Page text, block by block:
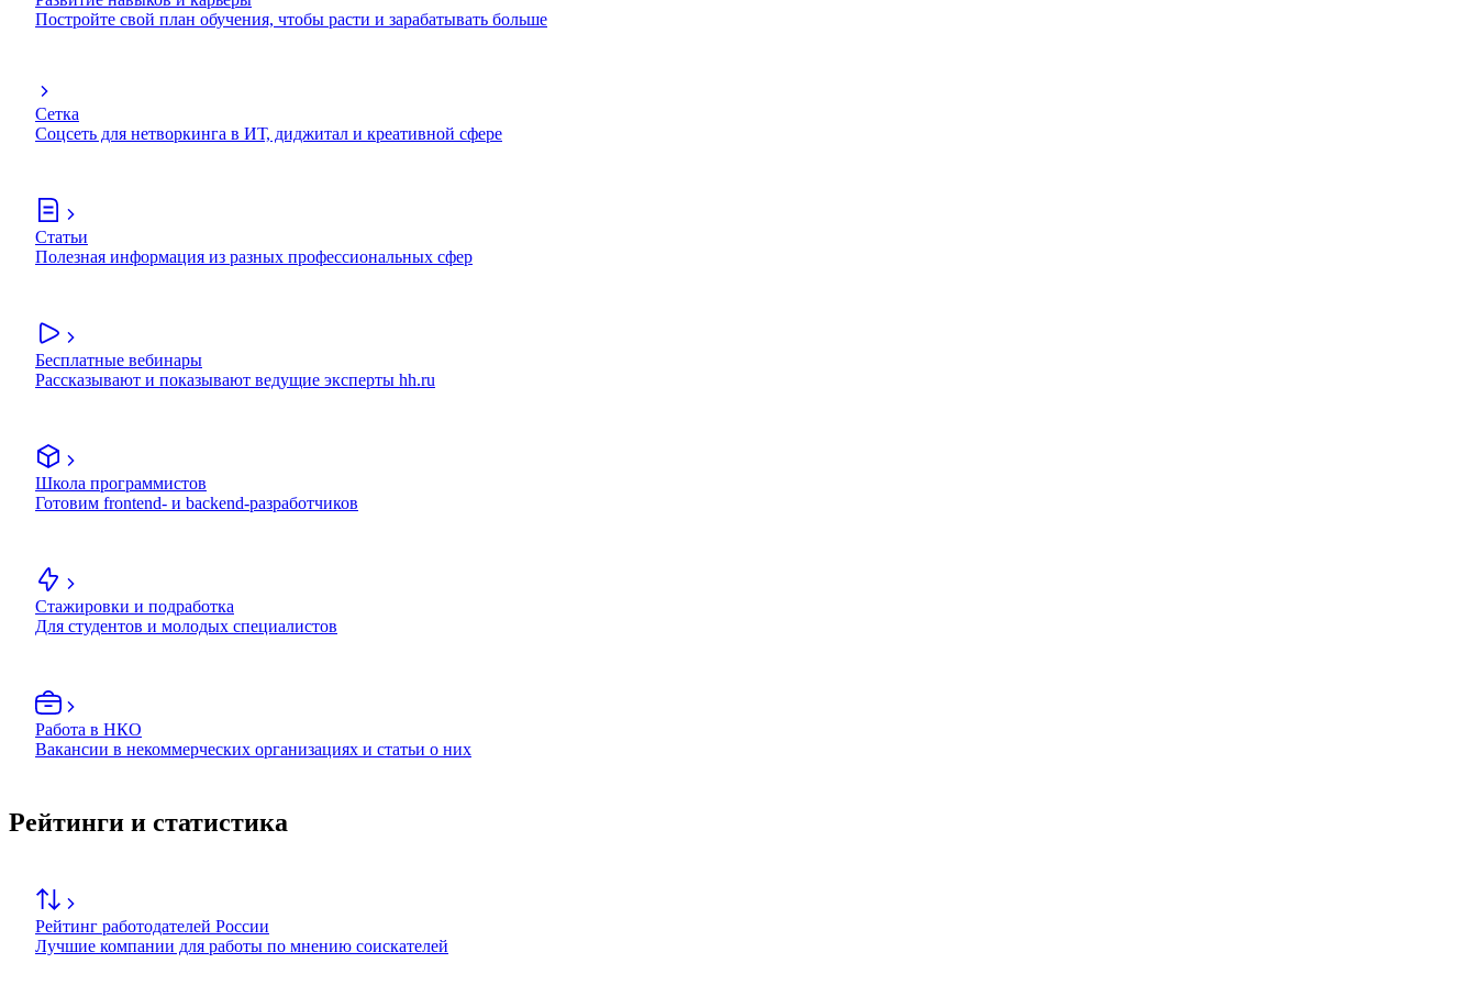
Постройте свой план обучения, чтобы расти и зарабатывать больше
Сетка
Соцсеть для нетворкинга в ИТ, диджитал и креативной сфере
Статьи
Полезная информация из разных профессиональных сфер
Бесплатные вебинары
Рассказывают и показывают ведущие эксперты hh.ru
Школа программистов
Готовим frontend- и backend-разработчиков
Стажировки и подработка
Для студентов и молодых специалистов
Работа в НКО
Вакансии в некоммерческих организациях и статьи о них
Рейтинги и статистика
Рейтинг работодателей России
Лучшие компании для работы по мнению соискателей